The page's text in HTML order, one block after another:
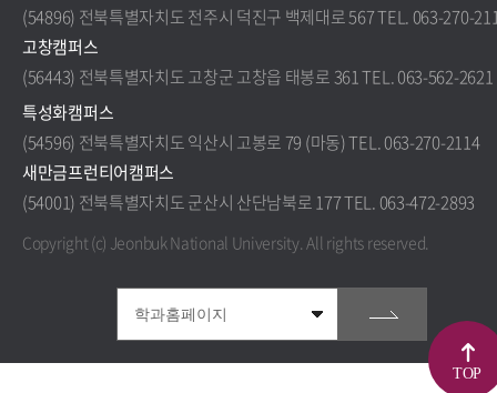
(54896) 전북특별자치도 전주시 덕진구 백제대로 567 TEL. 063-270-
고창캠퍼스
(56443) 전북특별자치도 고창군 고창읍 태봉로 361 TEL. 063-562-2621
특성화캠퍼스
(54596) 전북특별자치도 익산시 고봉로 79 (마동) TEL. 063-270-2114
새만금프런티어캠퍼스
(54001) 전북특별자치도 군산시 산단남북로 177 TEL. 063-472-2893
Copyright (c) Jeonbuk National University.All rights reserved.
TOP